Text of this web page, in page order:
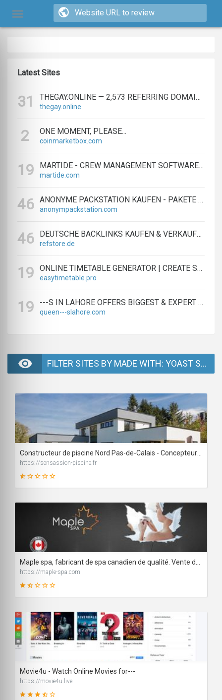
Latest Sites
31 THEGAY.ONLINE — 2,573 REFERRING DOMAINS | ED.COM
thegay.online
2 ONE MOMENT, PLEASE...
coinmarketbox.com
19 MARTIDE - CREW MANAGEMENT SOFTWARE & MARITIME RECRUITMENT
martide.com
46 ANONYME PACKSTATION KAUFEN - PAKETE ANONYM EMPFANGEN LEICHT GEMACHT
anonympackstation.com
46 DEUTSCHE BACKLINKS KAUFEN & VERKAUFEN - TEXTLINK MARKTPLATZ
refstore.de
19 ONLINE TIMETABLE GENERATOR | CREATE SCHEDULES IN MINUTES
easytimetable.pro
19 ---S IN LAHORE OFFERS BIGGEST & EXPERT LAHORE ---S AGENCY
queen---slahore.com
FILTER SITES BY MADE WITH: YOAST SEO - PAGE
https://sensassion-piscine.fr
31
https://maple-spa.com
Movie4u - Watch Online Movies for---
https://movie4u.live